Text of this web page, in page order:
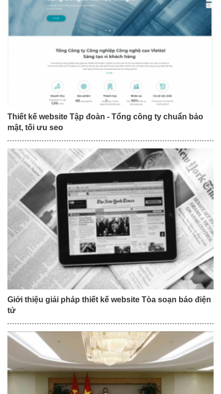
Thiết kế website Tập đoàn - Tổng công ty chuẩn bảo
mật, tối ưu seo
Giới thiệu giải pháp thiết kế website Tòa soạn báo điện
tử